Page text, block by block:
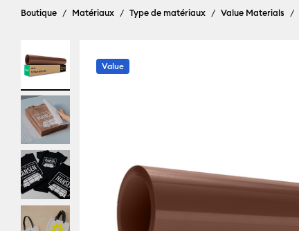
Boutique Matériaux Type de matériaux Value Materials
Value